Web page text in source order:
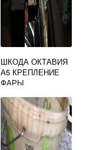
ШКОДА ОКТАВИЯ
А5 КРЕПЛЕНИЕ
ФАРЫ